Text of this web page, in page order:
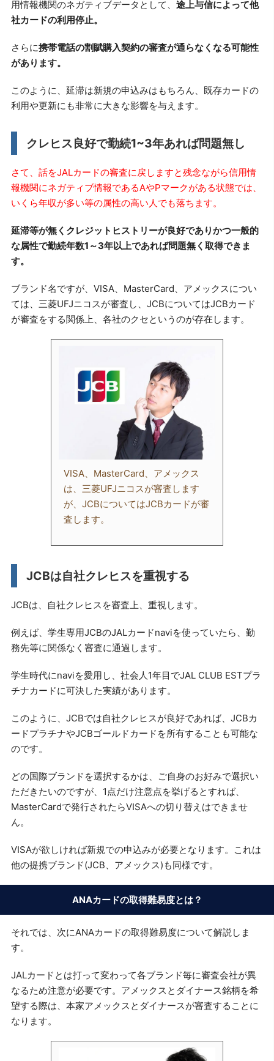
用情報機関のネガティブデータとして、 途上与信によって他
社カードの利用停止。
さらに携帯電話の割賦購入契約の審査が通らなくなる可能性
があります。
このように、延滞は新規の申込みはもちろん、既存カードの
利用や更新にも非常に大きな影響を与えます。
クレヒス良好で勤続1~3年あれば問題無し
さて、話をJALカードの審査に戻しますと残念ながら信用情
報機関にネガティブ情報であるAやPマークがある状態では、
いくら年収が多い等の属性の高い人でも落ちます。
延滞等が無くクレジットヒストリーが良好でありかつ一般的
な属性で勤続年数1～3年以上であれば問題無く取得できま
す。
ブランド名ですが、VISA、MasterCard、アメックスについ
ては、三菱UFJニコスが審査し、JCBについてはJCBカード
が審査をする関係上、各社のクセというのが存在します。
VISA、MasterCard、アメックス
は、三菱UFJニコスが審査します
が、JCBについてはJCBカードが審
査します。
JCBは自社クレヒスを重視する
JCBは、自社クレヒスを審査上、重視します。
例えば、学生専用JCBのJALカードnaviを使っていたら、勤
務先等に関係なく審査に通過します。
学生時代にnaviを愛用し、社会人1年目でJAL CLUB ESTプラ
チナカードに可決した実績があります。
このように、JCBでは自社クレヒスが良好であれば、JCBカ
ードプラチナやJCBゴールドカードを所有することも可能な
のです。
どの国際ブランドを選択するかは、ご自身のお好みで選択い
ただきたいのですが、1点だけ注意点を挙げるとすれば、
MasterCardで発行されたらVISAへの切り替えはできませ
ん。
VISAが欲しければ新規での申込みが必要となります。これは
他の提携ブランド(JCB、アメックス)も同様です。
ANAカードの取得難易度とは？
それでは、次にANAカードの取得難易度について解説しま
す。
JALカードとは打って変わって各ブランド毎に審査会社が異
なるため注意が必要です。アメックスとダイナース銘柄を希
望する際は、本家アメックスとダイナースが審査することに
なります。